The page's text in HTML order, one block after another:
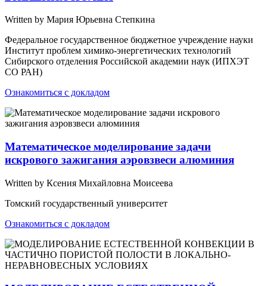
Written by Мария Юрьевна Степкина
Федеральное государственное бюджетное учреждение науки
Институт проблем химико-энергетических технологий
Сибирского отделения Российской академии наук (ИПХЭТ
СО РАН)
Ознакомиться с докладом
Математическое моделирование задачи
искрового зажигания аэровзвеси алюминия
Written by Ксения Михайловна Моисеева
Томский государственный университет
Ознакомиться с докладом